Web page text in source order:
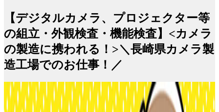
【デジタルカメラ、プロジェクター等
の組立・外観検査・機能検査】<カメラ
の製造に携われる！>＼長崎県カメラ製
造工場でのお仕事！／